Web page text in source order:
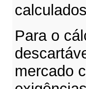
Para o
mercado